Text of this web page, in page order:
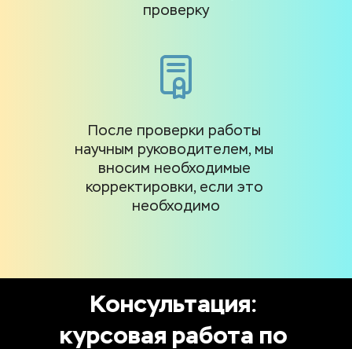
проверку
После проверки работы
научным руководителем, мы
вносим необходимые
корректировки, если это
необходимо
Консультация:
курсовая работа по